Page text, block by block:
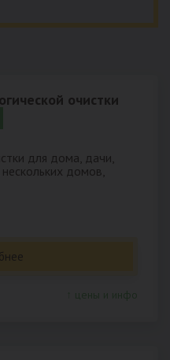
очистки
для дома, дачи,
домов,